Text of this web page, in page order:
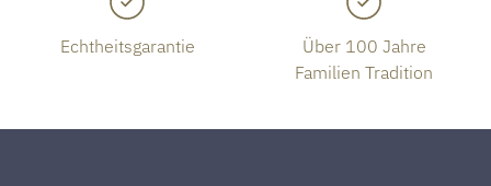
Echtheitsgarantie
Über 100 Jahre
Familien Tradition